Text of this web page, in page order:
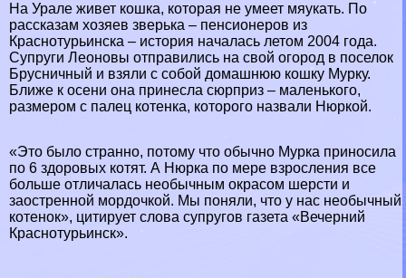
На Урале живет кошка, которая не умеет мяукать. По
рассказам хозяев зверька – пенсионеров из
Краснотурьинска – история началась летом 2004 года.
Супруги Леоновы отправились на свой огород в поселок
Брусничный и взяли с собой домашнюю кошку Мурку.
Ближе к осени она принесла сюрприз – маленького,
размером с палец котенка, которого назвали Нюркой.
«Это было странно, потому что обычно Мурка приносила
по 6 здоровых котят. А Нюрка по мере взросления все
больше отличалась необычным окрасом шерсти и
заостренной мордочкой. Мы поняли, что у нас необычный
котенок», цитирует слова супругов газета «Вечерний
Краснотурьинск».